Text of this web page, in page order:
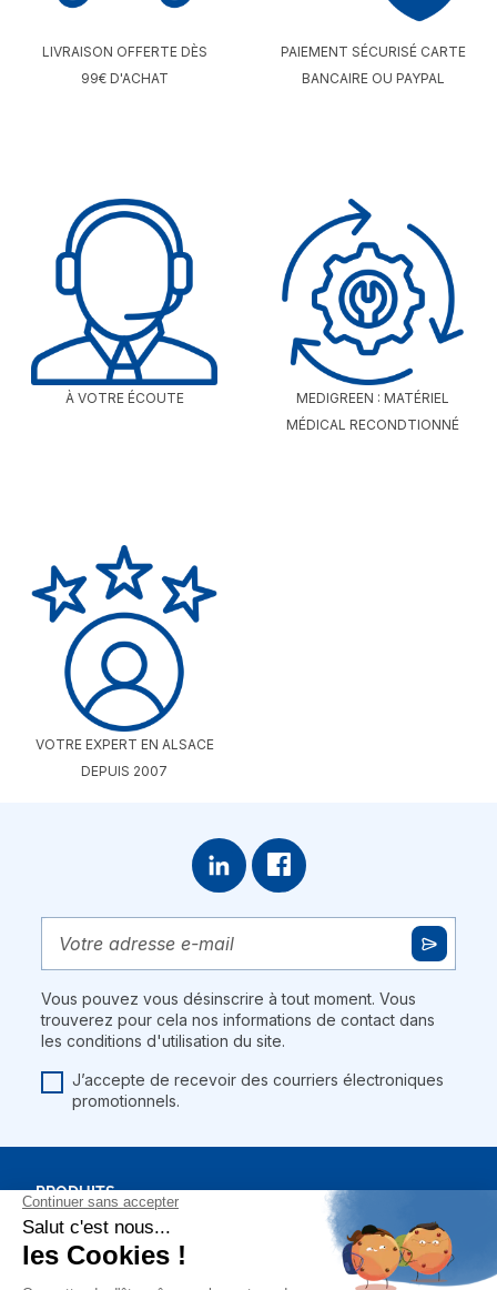
LIVRAISON OFFERTE DÈS
99€ D'ACHAT
PAIEMENT SÉCURISÉ CARTE
BANCAIRE OU PAYPAL
À VOTRE ÉCOUTE
MEDIGREEN : MATÉRIEL
MÉDICAL RECONDTIONNÉ
VOTRE EXPERT EN ALSACE
DEPUIS 2007
Vous pouvez vous désinscrire à tout moment. Vous
trouverez pour cela nos informations de contact dans
les conditions d'utilisation du site.
J’accepte de recevoir des courriers électroniques
promotionnels.
PRODUITS
BONS PLANS
NOTRE SOCIÉTÉ